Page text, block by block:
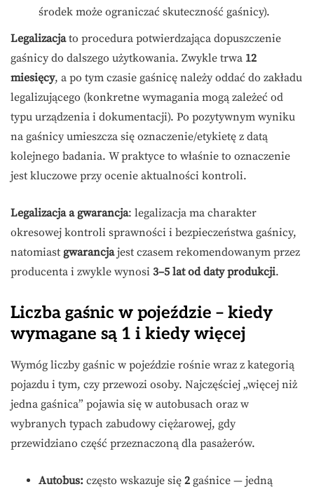
środek może ograniczać skuteczność gaśnicy).
Legalizacjato procedura potwierdzająca dopuszczenie
gaśnicy do dalszego użytkowania. Zwykle trwa 12
miesięcy, a po tym czasie gaśnicę należy oddać do zakładu
legalizującego (konkretne wymagania mogą zależeć od
typu urządzenia i dokumentacji). Po pozytywnym wyniku
na gaśnicy umieszcza się oznaczenie/etykietę z datą
kolejnego badania. W praktyce to właśnie to oznaczenie
jest kluczowe przy ocenie aktualności kontroli.
Legalizacja a gwarancja: legalizacja ma charakter
okresowej kontroli sprawności i bezpieczeństwa gaśnicy,
natomiast gwarancjajest czasem rekomendowanym przez
producenta i zwykle wynosi 3–5 lat od daty produkcji.
Liczba gaśnic w pojeździe – kiedy
wymagane są 1 i kiedy więcej
Wymóg liczby gaśnic w pojeździe rośnie wraz z kategorią
pojazdu i tym, czy przewozi osoby. Najczęściej „więcej niż
jedna gaśnica” pojawia się w autobusach oraz w
wybranych typach zabudowy ciężarowej, gdy
przewidziano część przeznaczoną dla pasażerów.
Autobus: często wskazuje się 2 gaśnice — jedną